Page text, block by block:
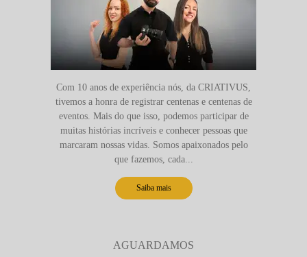
Com 10 anos de experiência nós, da CRIATIVUS,
tivemos a honra de registrar centenas e centenas de
eventos. Mais do que isso, podemos participar de
muitas histórias incríveis e conhecer pessoas que
marcaram nossas vidas. Somos apaixonados pelo
que fazemos, cada...
Saiba mais
AGUARDAMOS